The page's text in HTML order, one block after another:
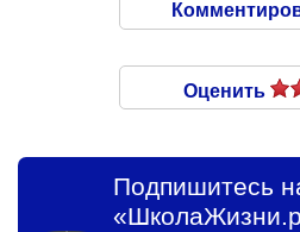
Оценить
Подпишитесь